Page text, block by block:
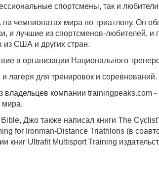
спортсмены, так и
чемпионатах мира по триатлону. Он
и лучшие из спортсменов-любителей,
США и других стран.
в организации Национального
лагеря для тренировок и соревнований.
компании trainingpeaks.com
мира.
Джо также написал книги The
for Ironman-Distance Triathlons (в
книг Ultrafit Multisport Training